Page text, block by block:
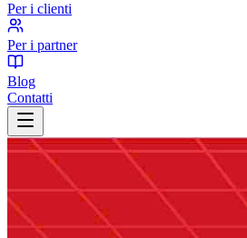
Per i clienti
Per i partner
Blog
Contatti